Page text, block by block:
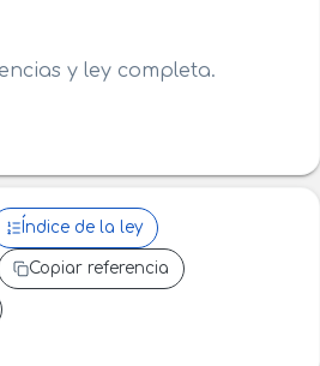
y ley completa.
Índice de la ley
Copiar referencia